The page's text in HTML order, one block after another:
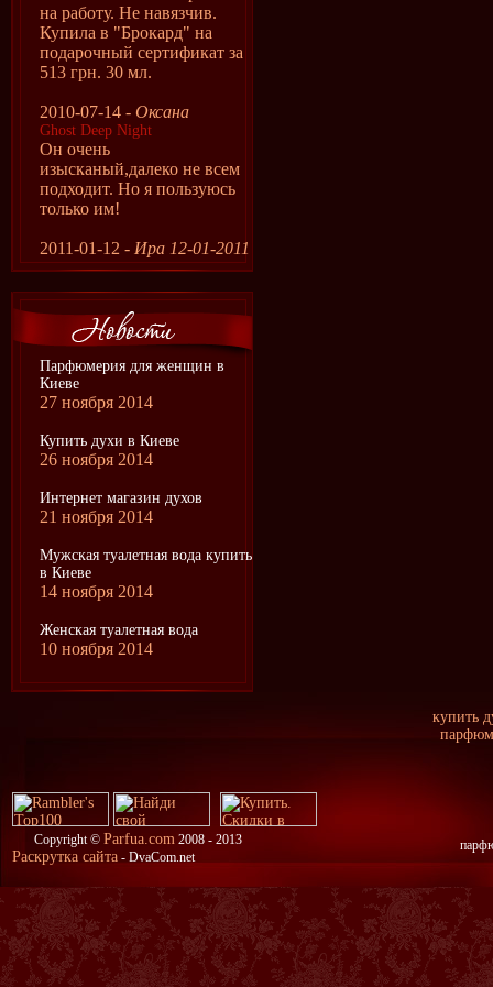
на работу. Не навязчив.
Купила в "Брокард" на
подарочный сертификат за
513 грн. 30 мл.
2010-07-14 - Оксана
Ghost Deep Night
Он очень
изысканый,далеко не всем
подходит. Но я пользуюсь
только им!
2011-01-12 - Ира 12-01-2011
Парфюмерия для женщин в
Киеве
27 ноября 2014
Купить духи в Киеве
26 ноября 2014
Интернет магазин духов
21 ноября 2014
Мужская туалетная вода купить
в Киеве
14 ноября 2014
Женская туалетная вода
10 ноября 2014
купить
Copyright © Parfua.com 2008 - 2013
Раскрутка сайта - DvaCom.net